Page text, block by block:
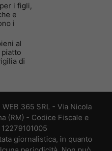
i figli,
e
i
al
di
365 SRL - Via Nicola
(RM) - Codice Fiscale e
giornalistica, in quanto